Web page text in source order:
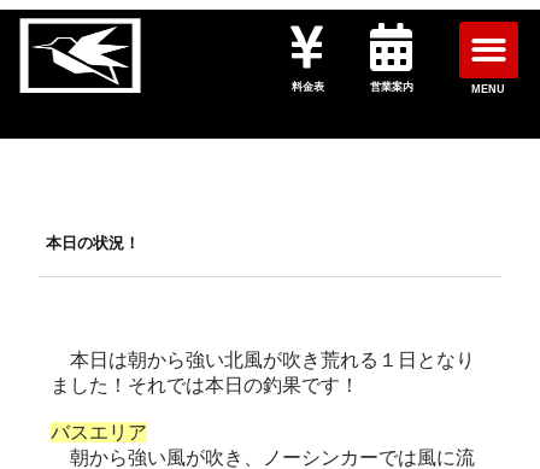
料金表 営業案内 MENU
本日の状況！
本日は朝から強い北風が吹き荒れる１日となり
ました！それでは本日の釣果です！
バスエリア
朝から強い風が吹き、ノーシンカーでは風に流